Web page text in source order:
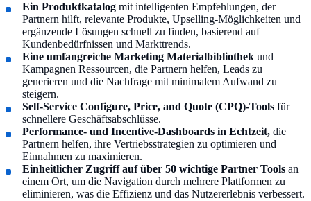
Ein Produktkatalog mit intelligenten Empfehlungen, der
Partnern hilft, relevante Produkte, Upselling-Möglichkeiten und
ergänzende Lösungen schnell zu finden, basierend auf
Kundenbedürfnissen und Markttrends.
Eine umfangreiche Marketing Materialbibliothek und
Kampagnen Ressourcen, die Partnern helfen, Leads zu
generieren und die Nachfrage mit minimalem Aufwand zu
steigern.
Self-Service Configure, Price, and Quote (CPQ)-Tools für
schnellere Geschäftsabschlüsse.
Performance- und Incentive-Dashboards in Echtzeit, die
Partnern helfen, ihre Vertriebsstrategien zu optimieren und
Einnahmen zu maximieren.
Einheitlicher Zugriff auf über 50 wichtige Partner Tools an
einem Ort, um die Navigation durch mehrere Plattformen zu
eliminieren, was die Effizienz und das Nutzererlebnis verbessert.